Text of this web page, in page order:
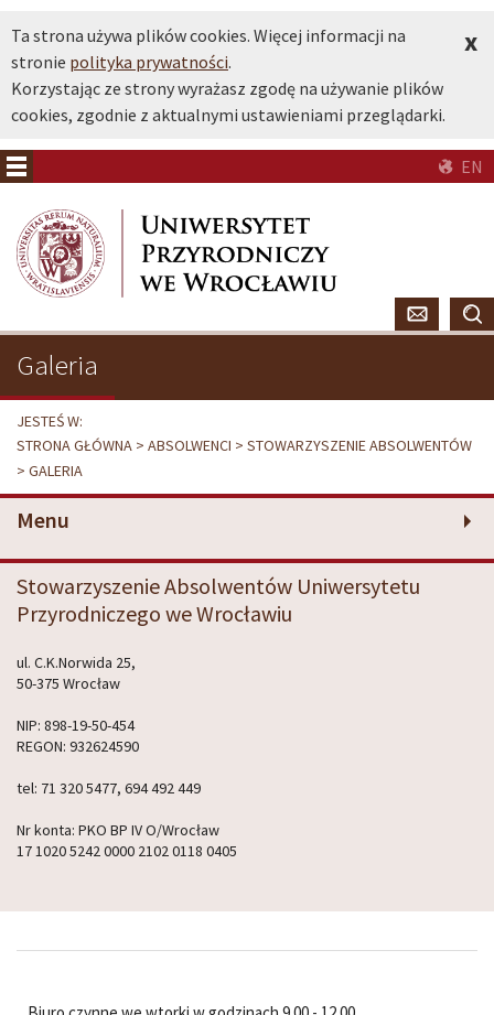
Ta strona używa plików cookies. Więcej informacji na
stronie polityka prywatności.
Korzystając ze strony wyrażasz zgodę na używanie plików
cookies, zgodnie z aktualnymi ustawieniami przeglądarki.
x
EN
Galeria
JESTEŚ W:
STRONA GŁÓWNA
ABSOLWENCI
STOWARZYSZENIE ABSOLWENTÓW
GALERIA
Menu
Stowarzyszenie Absolwentów Uniwersytetu
Przyrodniczego we Wrocławiu
ul. C.K.Norwida 25,
50-375 Wrocław
NIP: 898-19-50-454
REGON: 932624590
tel: 71 320 5477, 694 492 449
Nr konta: PKO BP IV O/Wrocław
17 1020 5242 0000 2102 0118 0405